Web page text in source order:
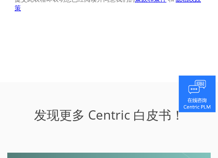
发现更多 Centric 白皮书！